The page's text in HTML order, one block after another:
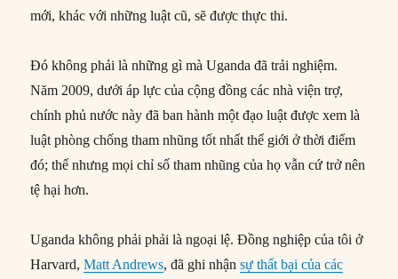
mới, khác với những luật cũ, sẽ được thực thi.
Đó không phải là những gì mà Uganda đã trải nghiệm.
Năm 2009, dưới áp lực của cộng đồng các nhà viện trợ,
chính phủ nước này đã ban hành một đạo luật được xem là
luật phòng chống tham nhũng tốt nhất thế giới ở thời điểm
đó; thế nhưng mọi chỉ số tham nhũng của họ vẫn cứ trở nên
tệ hại hơn.
Uganda không phải phải là ngoại lệ. Đồng nghiệp của tôi ở
Harvard,Matt Andrews, đã ghi nhậnsự thất bại của các